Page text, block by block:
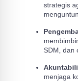
strategis
SDM, dan
menjaga